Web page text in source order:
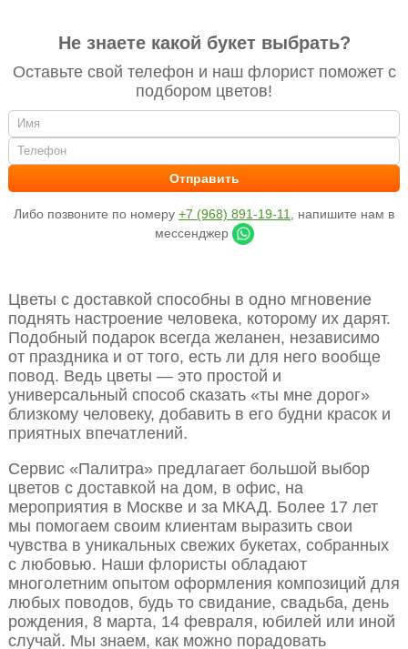
Не знаете какой букет выбрать?
Оставьте свой телефон и наш флорист поможет с
подбором цветов!
Либо позвоните по номеру +7 (968) 891-19-11
, напишите нам в
мессенджер
Цветы с доставкой способны в одно мгновение
поднять настроение человека, которому их дарят.
Подобный подарок всегда желанен, независимо
от праздника и от того, есть ли для него вообще
повод. Ведь цветы — это простой и
универсальный способ сказать «ты мне дорог»
близкому человеку, добавить в его будни красок и
приятных впечатлений.
Сервис «Палитра» предлагает большой выбор
цветов с доставкой на дом, в офис, на
мероприятия в Москве и за МКАД. Более 17 лет
мы помогаем своим клиентам выразить свои
чувства в уникальных свежих букетах, собранных
с любовью. Наши флористы обладают
многолетним опытом оформления композиций для
любых поводов, будь то свидание, свадьба, день
рождения, 8 марта, 14 февраля, юбилей или иной
случай. Мы знаем, как можно порадовать